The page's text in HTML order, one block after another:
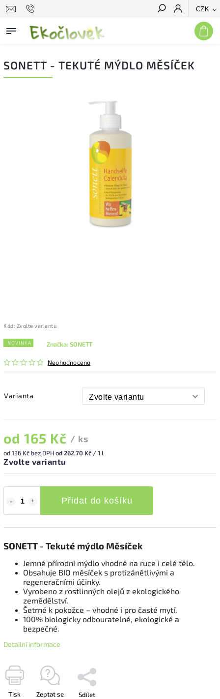
CZK
Hledat
SONETT - TEKUTÉ MÝDLO MĚSÍČEK
Kód: Zvolte variantu
NOVINKA
Neohodnoceno
Značka:SONETT
Varianta
od 165 Kč / ks
od136 Kč bez DPHod 262,70 Kč / 1 l
Zvolte variantu
Přidat do košíku
SONETT - Tekuté mýdlo Měsíček
Jemné přírodní mýdlo vhodné na ruce i celé tělo.
Obsahuje BIO měsíček s protizánětlivými a
regeneračními účinky.
Vyrobeno z rostlinných olejů z ekologického
zemědělství.
Šetrné k pokožce – vhodné i pro časté mytí.
100% biologicky odbouratelné, ekologické a
bezpečné.
Detailní informace
Tisk Zeptat se Sdílet